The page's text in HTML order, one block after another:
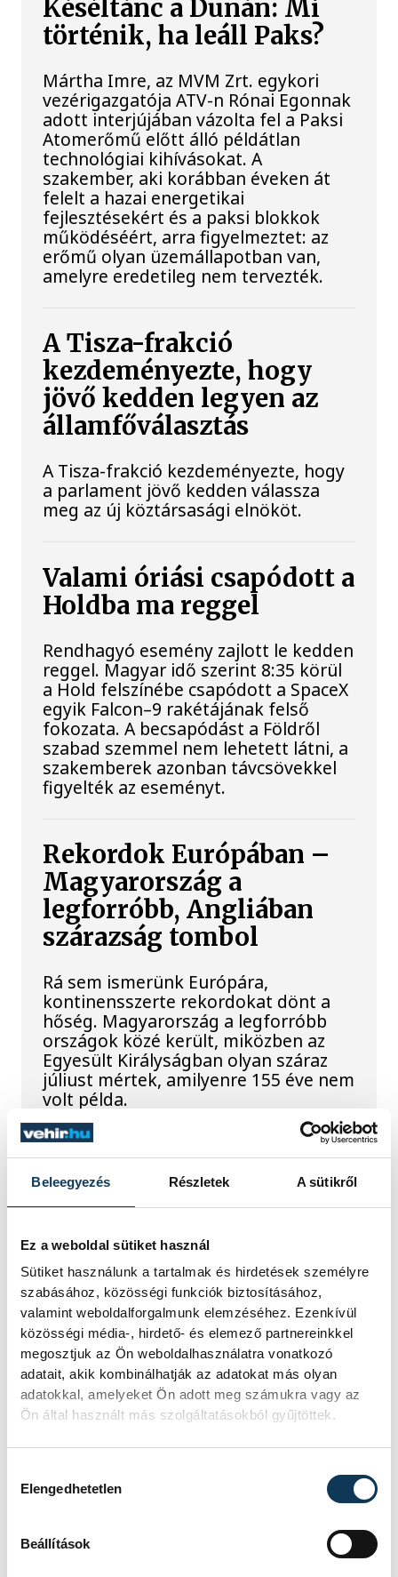
Beleegyezés Részletek A sütikről
Ez a weboldal sütiket használ
Sütiket használunk a tartalmak és hirdetések személyre
szabásához, közösségi funkciók biztosításához,
valamint weboldalforgalmunk elemzéséhez. Ezenkívül
közösségi média-, hirdető- és elemező partnereinkkel
megosztjuk az Ön weboldalhasználatra vonatkozó
adatait, akik kombinálhatják az adatokat más olyan
adatokkal, amelyeket Ön adott meg számukra vagy az
Ön által használt más szolgáltatásokból gyűjtöttek.
Elengedhetetlen
Beállítások
Késéltánc a Dunán: Mi
történik, ha leáll Paks?
Mártha Imre, az MVM Zrt. egykori
vezérigazgatója ATV-n Rónai Egonnak
adott interjújában vázolta fel a Paksi
Atomerőmű előtt álló példátlan
technológiai kihívásokat. A
szakember, aki korábban éveken át
felelt a hazai energetikai
fejlesztésekért és a paksi blokkok
működéséért, arra figyelmeztet: az
erőmű olyan üzemállapotban van,
amelyre eredetileg nem tervezték.
A Tisza-frakció
kezdeményezte, hogy
jövő kedden legyen az
államfőválasztás
A Tisza-frakció kezdeményezte, hogy
a parlament jövő kedden válassza
meg az új köztársasági elnököt.
Valami óriási csapódott a
Holdba ma reggel
Rendhagyó esemény zajlott le kedden
reggel. Magyar idő szerint 8:35 körül
a Hold felszínébe csapódott a SpaceX
egyik Falcon–9 rakétájának felső
fokozata. A becsapódást a Földről
szabad szemmel nem lehetett látni, a
szakemberek azonban távcsövekkel
figyelték az eseményt.
Rekordok Európában –
Magyarország a
legforróbb, Angliában
szárazság tombol
Rá sem ismerünk Európára,
kontinensszerte rekordokat dönt a
hőség. Magyarország a legforróbb
országok közé került, miközben az
Egyesült Királyságban olyan száraz
júliust mértek, amilyenre 155 éve nem
volt példa.
A múltban és ma is rossz
hírt hoz a dunai Ínség-
Újra kilátszik a Dunából az aszály
hírnöke! Régen a felbukkanása egyet
jelentett az éhínséggel, ma pedig a
klímaváltozás okozta extrém
szárazságra hívja fel a figyelmet.
Elmeséljük a baljós kőtömb
történetét.
Magyar Péter:
Magyarország
energiaellátása stabil
Jelenleg stabil Magyarország